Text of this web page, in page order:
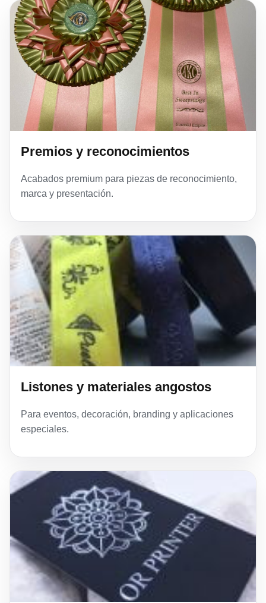
Premios y reconocimientos
Acabados premium para piezas de reconocimiento,
marca y presentación.
Listones y materiales angostos
Para eventos, decoración, branding y aplicaciones
especiales.